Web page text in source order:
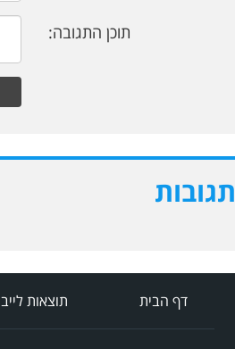
תוכן התגובה:
תגובות
דף הבית תוצאות לייב